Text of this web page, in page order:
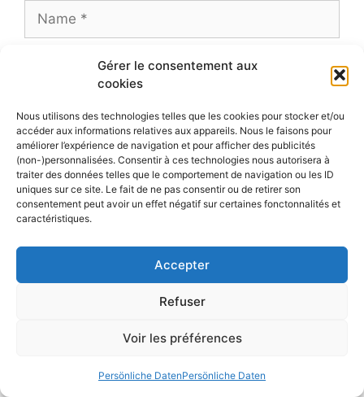
Gérer le consentement aux
cookies
Nous utilisons des technologies telles que les cookies pour stocker et/ou
accéder aux informations relatives aux appareils. Nous le faisons pour
améliorer l’expérience de navigation et pour afficher des publicités
(non-)personnalisées. Consentir à ces technologies nous autorisera à
traiter des données telles que le comportement de navigation ou les ID
uniques sur ce site. Le fait de ne pas consentir ou de retirer son
consentement peut avoir un effet négatif sur certaines fonctonnalités et
caractéristiques.
Accepter
Refuser
Voir les préférences
Persönliche DatenPersönliche Daten
Name
Diese Website verwendet Akismet, um Spam zu
reduzieren.